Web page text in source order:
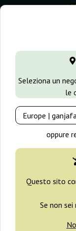
Seleziona un
le
oppure
Questo sito
Se non
GanjaFarmer.it